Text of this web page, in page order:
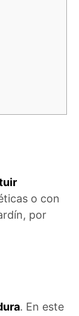
o con
por
. En este